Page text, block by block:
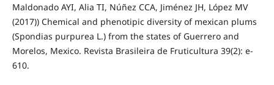
Maldonado AYI, Alia TI, Núñez CCA, Jiménez JH, López MV
(2017)) Chemical and phenotipic diversity of mexican plums
(Spondias purpurea L.) from the states of Guerrero and
Morelos, Mexico. Revista Brasileira de Fruticultura 39(2): e-
610.